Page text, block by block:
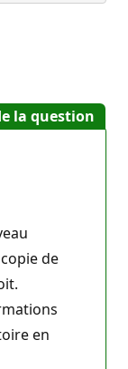
la question
de
en